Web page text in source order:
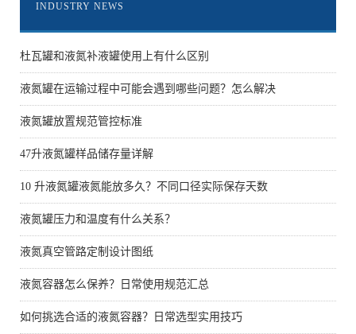
INDUSTRY NEWS
杜瓦罐和液氮补液罐使用上有什么区别
液氮罐在运输过程中可能会遇到哪些问题？怎么解决
液氮罐放置规范管控标准
47升液氮罐样品储存量详解
10 升液氮罐液氮能放多久？不同口径实际保存天数
液氮罐压力和温度有什么关系？
液氮真空管路定制设计图纸
液氮容器怎么保养？日常使用规范汇总
如何挑选合适的液氮容器？日常选型实用技巧